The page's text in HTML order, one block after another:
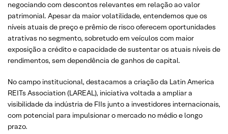
negociando com descontos relevantes em relação ao valor
patrimonial. Apesar da maior volatilidade, entendemos que os
níveis atuais de preço e prêmio de risco oferecem oportunidades
atrativas no segmento, sobretudo em veículos com maior
exposição a crédito e capacidade de sustentar os atuais níveis de
rendimentos, sem dependência de ganhos de capital.
No campo institucional, destacamos a criação da Latin America
REITs Association (LAREAL), iniciativa voltada a ampliar a
visibilidade da indústria de FIIs junto a investidores internacionais,
com potencial para impulsionar o mercado no médio e longo
prazo.